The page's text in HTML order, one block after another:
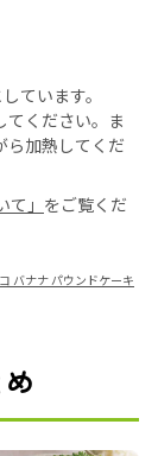
ています。
てください。ま
ら加熱してくだ
て」 をご覧くだ
バナナ パウンドケーキ